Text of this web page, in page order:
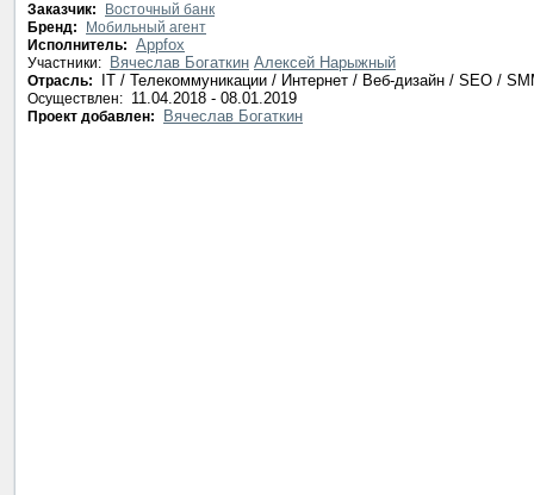
Заказчик:
Восточный банк
Бренд:
Мобильный агент
Исполнитель: Appfox
Участники: Вячеслав Богаткин Алексей Нарыжный
Отрасль: IT / Телекоммуникации / Интернет / Веб-дизайн / SEO /
Осуществлен: 11.04.2018 - 08.01.2019
Проект добавлен: Вячеслав Богаткин